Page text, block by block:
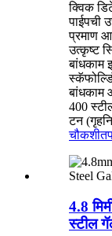
क्विक
पाईपची
प्रमाण
उत्कृष्ट
बांधकाम
बांधकाम
400
टन
चौकशी
4.8
स्टील